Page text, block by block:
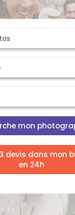
mon
devis dans mon
en 24h